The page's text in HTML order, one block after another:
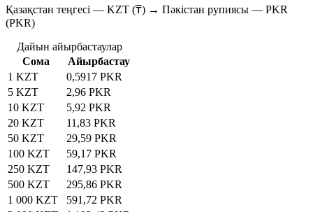
Қазақстан теңгесі — KZT (₸) → Пәкістан рупиясы — PKR
(PKR)
Дайын айырбастаулар
Сома
Айырбастау
1 KZT
0,5917 PKR
5 KZT
2,96 PKR
10 KZT
5,92 PKR
20 KZT
11,83 PKR
50 KZT
29,59 PKR
100 KZT
59,17 PKR
250 KZT
147,93 PKR
500 KZT
295,86 PKR
1 000 KZT
591,72 PKR